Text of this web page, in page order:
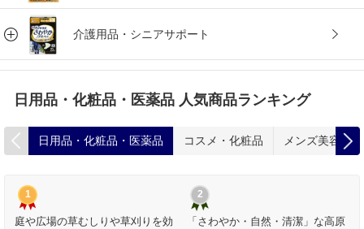
介護用品・シニアサポート
日用品・化粧品・医薬品 人気商品ランキング
日用品・化粧品・医薬品 コスメ・化粧品 メンズ美容
1
庭や広場の草むしりや草刈りを効
2
「さわやか・自然・清潔」な高原